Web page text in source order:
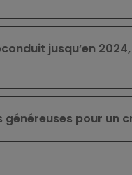
jusqu’en
généreuses pour un